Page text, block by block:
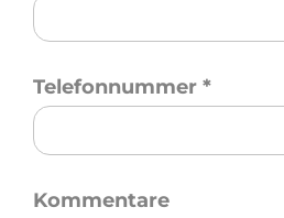
Telefonnummer *
Kommentare